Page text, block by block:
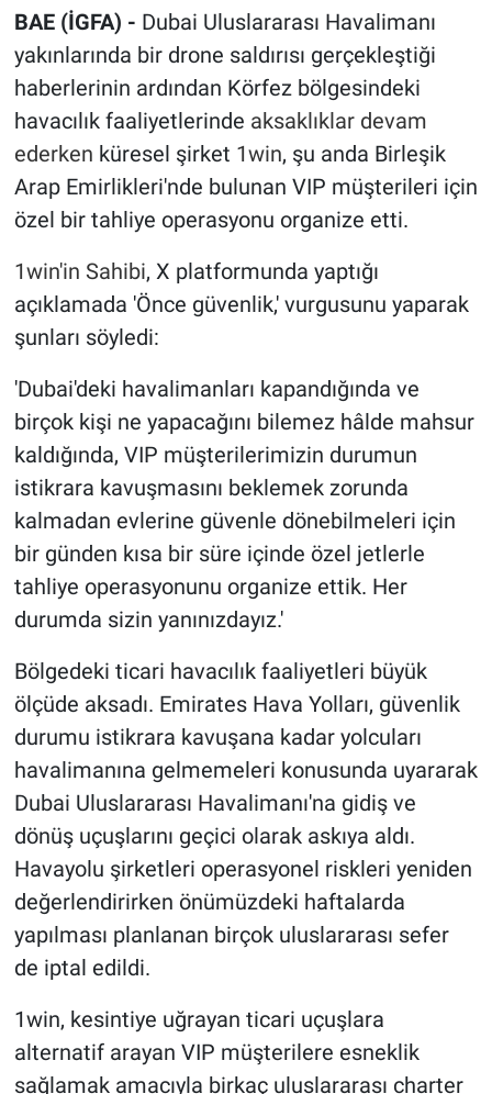
BAE (İGFA) - Dubai Uluslararası Havalimanı
yakınlarında bir drone saldırısı gerçekleştiği
haberlerinin ardından Körfez bölgesindeki
havacılık faaliyetlerinde aksaklıklar devam
ederken küresel şirket 1win, şu anda Birleşik
Arap Emirlikleri'nde bulunan VIP müşterileri için
özel bir tahliye operasyonu organize etti.
1win'in Sahibi, X platformunda yaptığı
açıklamada 'Önce güvenlik,' vurgusunu yaparak
şunları söyledi:
'Dubai'deki havalimanları kapandığında ve
birçok kişi ne yapacağını bilemez hâlde mahsur
kaldığında, VIP müşterilerimizin durumun
istikrara kavuşmasını beklemek zorunda
kalmadan evlerine güvenle dönebilmeleri için
bir günden kısa bir süre içinde özel jetlerle
tahliye operasyonunu organize ettik. Her
durumda sizin yanınızdayız.'
Bölgedeki ticari havacılık faaliyetleri büyük
ölçüde aksadı. Emirates Hava Yolları, güvenlik
durumu istikrara kavuşana kadar yolcuları
havalimanına gelmemeleri konusunda uyararak
Dubai Uluslararası Havalimanı'na gidiş ve
dönüş uçuşlarını geçici olarak askıya aldı.
Havayolu şirketleri operasyonel riskleri yeniden
değerlendirirken önümüzdeki haftalarda
yapılması planlanan birçok uluslararası sefer
de iptal edildi.
1win, kesintiye uğrayan ticari uçuşlara
alternatif arayan VIP müşterilere esneklik
sağlamak amacıyla birkaç uluslararası charter